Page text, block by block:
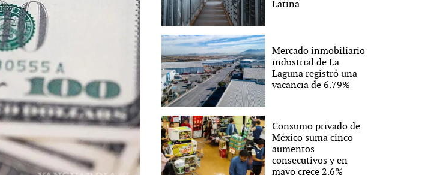
Latina
Mercado inmobiliario
industrial de La
Laguna registró una
vacancia de 6.79%
Consumo privado de
México suma cinco
aumentos
consecutivos y en
mayo crece 2.6%